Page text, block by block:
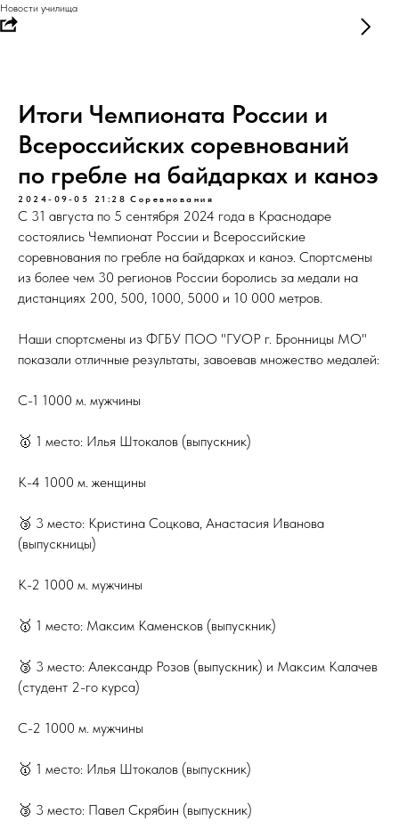
Новости училища
Итоги Чемпионата России и
Всероссийских соревнований
по гребле на байдарках и каноэ
2024-09-05 21:28 Соревнования
С 31 августа по 5 сентября 2024 года в Краснодаре
состоялись Чемпионат России и Всероссийские
соревнования по гребле на байдарках и каноэ. Спортсмены
из более чем 30 регионов России боролись за медали на
дистанциях 200, 500, 1000, 5000 и 10 000 метров.
Наши спортсмены из ФГБУ ПОО "ГУОР г. Бронницы МО"
показали отличные результаты, завоевав множество медалей:
С-1 1000 м. мужчины
🥇 1 место: Илья Штокалов (выпускник)
К-4 1000 м. женщины
🥉 3 место: Кристина Соцкова, Анастасия Иванова
(выпускницы)
К-2 1000 м. мужчины
🥇 1 место: Максим Каменсков (выпускник)
🥉 3 место: Александр Розов (выпускник) и Максим Калачев
(студент 2-го курса)
С-2 1000 м. мужчины
🥇 1 место: Илья Штокалов (выпускник)
🥉 3 место: Павел Скрябин (выпускник)